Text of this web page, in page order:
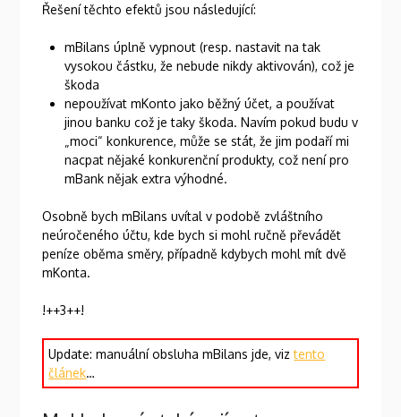
Řešení těchto efektů jsou následující:
mBilans úplně vypnout (resp. nastavit na tak
vysokou částku, že nebude nikdy aktivován), což je
škoda
nepoužívat mKonto jako běžný účet, a používat
jinou banku což je taky škoda. Navím pokud budu v
„moci“ konkurence, může se stát, že jim podaří mi
nacpat nějaké konkurenční produkty, což není pro
mBank nějak extra výhodné.
Osobně bych mBilans uvítal v podobě zvláštního
neúročeného účtu, kde bych si mohl ručně převádět
peníze oběma směry, případně kdybych mohl mít dvě
mKonta.
!++3++!
Update: manuální obsluha mBilans jde, viztento
článek…